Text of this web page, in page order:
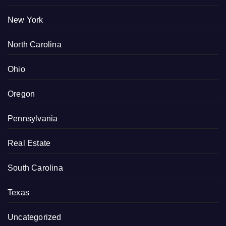
New York
North Carolina
Ohio
Oregon
Pennsylvania
Real Estate
South Carolina
Texas
Uncategorized